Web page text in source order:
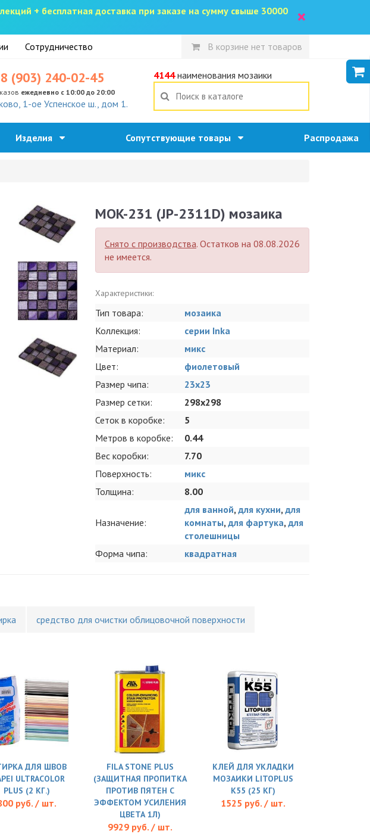
+ бесплатная доставка при заказе на сумму свыше 30000
×
Сотрудничество В корзине нет товаров
8 (903) 240-02-45
ежедневно с 10:00 до 20:00
1-ое Успенское ш., дом 1.
4144наименования мозаики
Изделия Сопутствующие товары Распродажа
MOK-231 (JP-2311D) мозаика
Снято с производства. Остатков на 08.08.2026
не имеется.
Характеристики:
Тип товара:
мозаика
Коллекция:
серии Inka
Материал:
микс
Цвет:
фиолетовый
Размер чипа:
23x23
Размер сетки:
298x298
Сеток в коробке:
5
Метров в коробке:
0.44
Вес коробки:
7.70
Поверхность:
микс
Толщина:
8.00
Назначение:
для ванной, для кухни, для
комнаты, для фартука, для
столешницы
Форма чипа:
квадратная
средство для очистки облицовочной поверхности
ДЛЯ ШВОВ
ULTRACOLOR
PLUS (2 КГ.)
руб. / шт.
FILA STONE PLUS
(ЗАЩИТНАЯ ПРОПИТКА
ПРОТИВ ПЯТЕН С
ЭФФЕКТОМ УСИЛЕНИЯ
ЦВЕТА 1Л)
9929 руб. / шт.
КЛЕЙ ДЛЯ УКЛАДКИ
МОЗАИКИ LITOPLUS
K55 (25 КГ)
1525 руб. / шт.